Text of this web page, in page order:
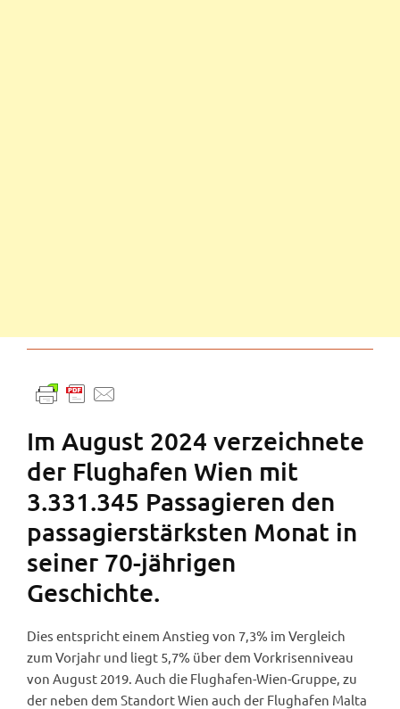
Im August 2024 verzeichnete
der Flughafen Wien mit
3.331.345 Passagieren den
passagierstärksten Monat in
seiner 70-jährigen
Geschichte.
Dies entspricht einem Anstieg von 7,3% im Vergleich
zum Vorjahr und liegt 5,7% über dem Vorkrisenniveau
von August 2019. Auch die Flughafen-Wien-Gruppe, zu
der neben dem Standort Wien auch der Flughafen Malta